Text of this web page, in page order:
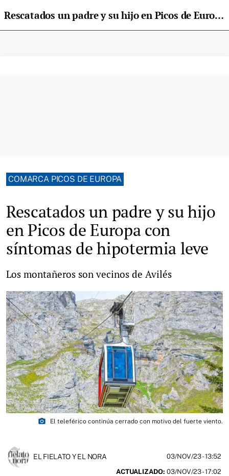
Rescatados un padre y su hijo en Picos de Europa con síntomas de hipotermia leve
COMARCA PICOS DE EUROPA
Rescatados un padre y su hijo
en Picos de Europa con
síntomas de hipotermia leve
Los montañeros son vecinos de Avilés
photo_camera El teleférico continúa cerrado con motivo del fuerte viento.
EL FIELATO Y EL NORA 03/NOV/23- 13:52
ACTUALIZADO: 03/NOV/23 - 17:02